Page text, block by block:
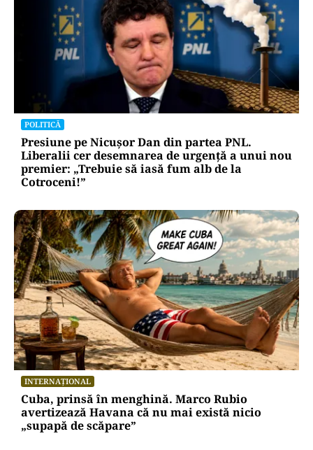
POLITICĂ
Presiune pe Nicușor Dan din partea PNL.
Liberalii cer desemnarea de urgență a unui nou
premier: „Trebuie să iasă fum alb de la
Cotroceni!”
INTERNAȚIONAL
Cuba, prinsă în menghină. Marco Rubio
avertizează Havana că nu mai există nicio
„supapă de scăpare”